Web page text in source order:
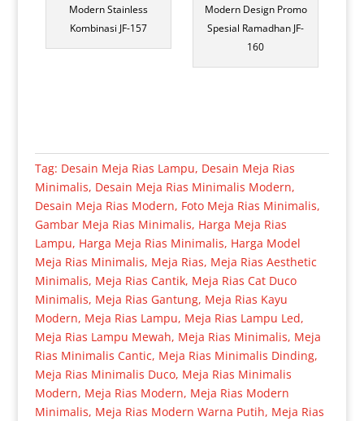
Modern Stainless
Kombinasi JF-157
Modern Design Promo
Spesial Ramadhan JF-
160
Tag: Desain Meja Rias Lampu, Desain Meja Rias
Minimalis, Desain Meja Rias Minimalis Modern,
Desain Meja Rias Modern, Foto Meja Rias Minimalis,
Gambar Meja Rias Minimalis, Harga Meja Rias
Lampu, Harga Meja Rias Minimalis, Harga Model
Meja Rias Minimalis, Meja Rias, Meja Rias Aesthetic
Minimalis, Meja Rias Cantik, Meja Rias Cat Duco
Minimalis, Meja Rias Gantung, Meja Rias Kayu
Modern, Meja Rias Lampu, Meja Rias Lampu Led,
Meja Rias Lampu Mewah, Meja Rias Minimalis, Meja
Rias Minimalis Cantic, Meja Rias Minimalis Dinding,
Meja Rias Minimalis Duco, Meja Rias Minimalis
Modern, Meja Rias Modern, Meja Rias Modern
Minimalis, Meja Rias Modern Warna Putih, Meja Rias